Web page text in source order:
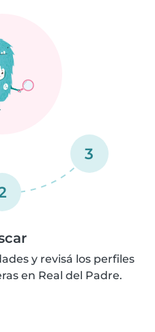
3
y revisá los perfiles
en Real del Padre.